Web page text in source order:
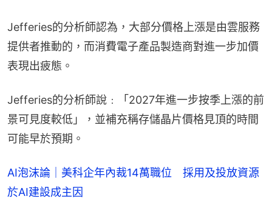
Jefferies的分析師認為，大部分價格上漲是由雲服務
提供者推動的，而消費電子產品製造商對進一步加價
表現出疲態。
Jefferies的分析師說﹕「2027年進一步按季上漲的前
景可見度較低」，並補充稱存儲晶片價格見頂的時間
可能早於預期。
AI泡沫論｜美科企年內裁14萬職位 採用及投放資源
於AI建設成主因